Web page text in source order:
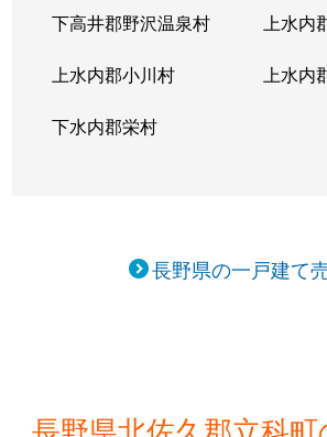
下高井郡野沢温泉村 上水内
上水内郡小川村 上水内
下水内郡栄村
長野県の一戸建て
長野県北佐久郡立科